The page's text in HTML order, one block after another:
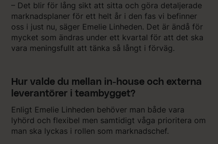
– Det blir för lång sikt att sitta och göra detaljerade
marknadsplaner för ett helt år i den fas vi befinner
oss i just nu, säger Emelie Linheden. Det är ändå för
mycket som ändras under ett kvartal för att det ska
vara meningsfullt att tänka så långt i förväg.
Hur valde du mellan in-house och externa
leverantörer i teambygget?
Enligt Emelie Linheden behöver man både vara
lyhörd och flexibel men samtidigt våga prioritera om
man ska lyckas i rollen som marknadschef.